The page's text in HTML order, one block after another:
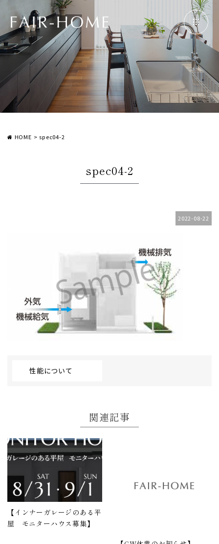
HOME > spec04-2
spec04-2
2022-08-22
性能について
関連記事
【インナーガレージのある平
屋 モニターハウス募集】